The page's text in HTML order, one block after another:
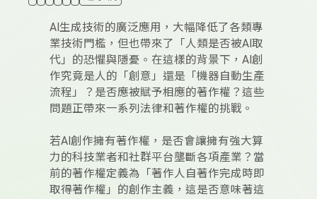
AI生成技術的廣泛應用，大幅降低了各類專
業技術門檻，但也帶來了「人類是否被AI取
代」的恐懼與隱憂。在這樣的背景下，AI創
作究竟是人的「創意」還是「機器自動生產
流程」？是否應被賦予相應的著作權？這些
問題正帶來一系列法律和著作權的挑戰。
若AI創作擁有著作權，是否會讓擁有強大算
力的科技業者和社群平台壟斷各項產業？當
前的著作權定義為「著作人自著作完成時即
取得著作權」的創作主義，這是否意味著這